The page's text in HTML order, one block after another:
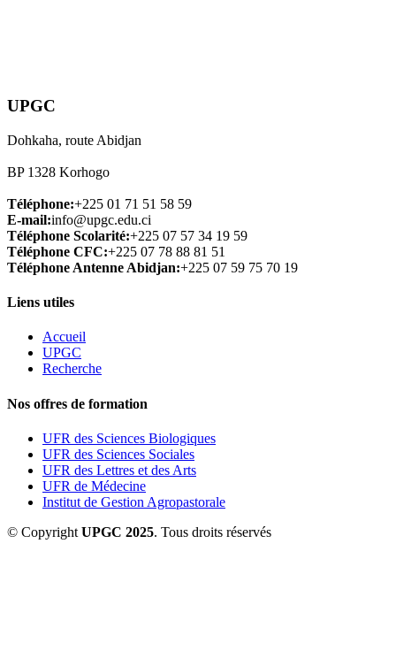
UPGC
Dohkaha, route Abidjan
BP 1328 Korhogo
Téléphone:+225 01 71 51 58 59
E-mail:info@upgc.edu.ci
Téléphone Scolarité:+225 07 57 34 19 59
Téléphone CFC:+225 07 78 88 81 51
Téléphone Antenne Abidjan:+225 07 59 75 70 19
Liens utiles
Accueil
UPGC
Recherche
Nos offres de formation
UFR des Sciences Biologiques
UFR des Sciences Sociales
UFR des Lettres et des Arts
UFR de Médecine
Institut de Gestion Agropastorale
© Copyright UPGC 2025. Tous droits réservés